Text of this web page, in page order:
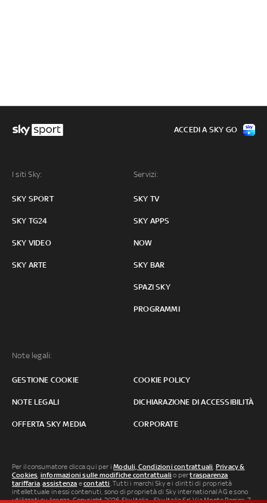
I siti Sky:
SKY SPORT
SKY TG24
SKY VIDEO
SKY ARTE
Servizi:
SKY TV
SKY APPS
NOW
SKY BAR
SPAZI SKY
PROGRAMMI
Note legali:
GESTIONE COOKIE COOKIE POLICY
NOTE LEGALI DICHIARAZIONE DI ACCESSIBILITÀ
OFFERTA SKY MEDIA CORPORATE
ACCEDI A SKY GO
Per il consumatore clicca qui per iModuli, Condizioni contrattuali, Privacy &
Cookies, informazioni sulle modifiche contrattuali o pertrasparenza
tariffaria,assistenza econtatti. Tutti i marchi Sky e i diritti di proprietà
intellettuale in essi contenuti, sono di proprietà di Sky international AG e sono
utilizzati su licenza. Copyright 2026 Sky Italia - Sky Italia Srl Via Monte Penice, 7 -